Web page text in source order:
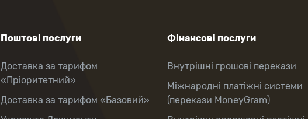
Поштові послуги
Доставка за тарифом
«Пріоритетний»
Доставка за тарифом «Базовий»
Фінансові послуги
Внутрішні грошові перекази
Міжнародні платіжні системи
(перекази MoneyGram)